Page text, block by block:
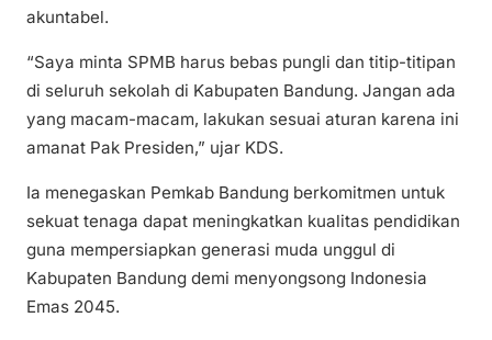
akuntabel.
“Saya minta SPMB harus bebas pungli dan titip-titipan
di seluruh sekolah di Kabupaten Bandung. Jangan ada
yang macam-macam, lakukan sesuai aturan karena ini
amanat Pak Presiden,” ujar KDS.
Ia menegaskan Pemkab Bandung berkomitmen untuk
sekuat tenaga dapat meningkatkan kualitas pendidikan
guna mempersiapkan generasi muda unggul di
Kabupaten Bandung demi menyongsong Indonesia
Emas 2045.